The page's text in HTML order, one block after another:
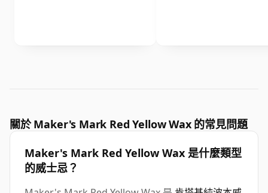
關於 Maker's Mark Red Yellow Wax 的常見問題
Maker's Mark Red Yellow Wax 是什麼類型
的威士忌？